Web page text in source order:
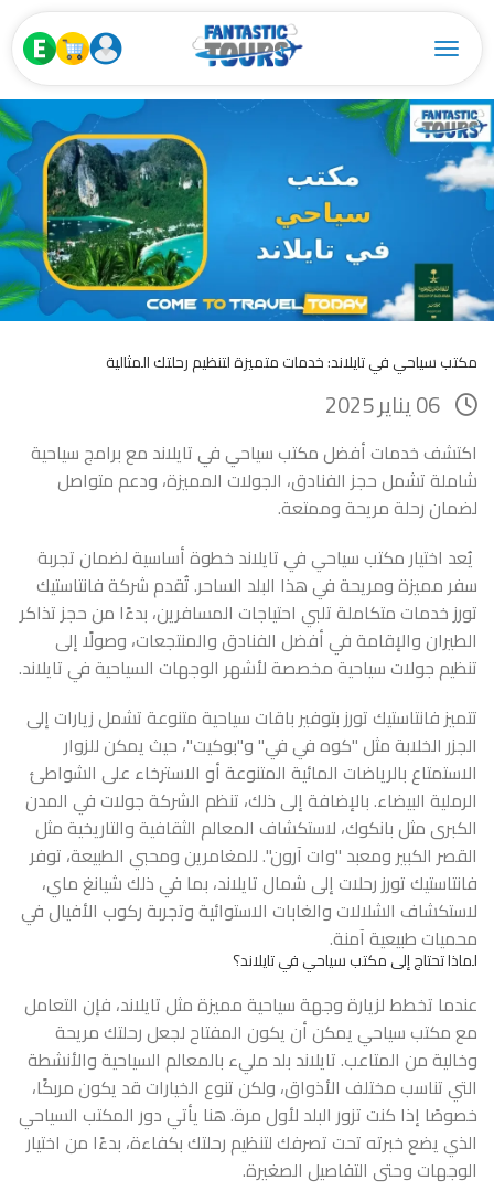
Toggle navigation
مكتب سياحي في تايلاند: خدمات متميزة لتنظيم رحلتك المثالية
اكتشف خدمات أفضل مكتب سياحي في تايلاند مع برامج سياحية
شاملة تشمل حجز الفنادق، الجولات المميزة، ودعم متواصل
لضمان رحلة مريحة وممتعة.
يُعد اختيار مكتب سياحي في تايلاند خطوة أساسية لضمان تجربة
سفر مميزة ومريحة في هذا البلد الساحر. تُقدم شركة فانتاستيك
تورز خدمات متكاملة تلبي احتياجات المسافرين، بدءًا من حجز تذاكر
الطيران والإقامة في أفضل الفنادق والمنتجعات، وصولًا إلى
تنظيم جولات سياحية مخصصة لأشهر الوجهات السياحية في تايلاند.
تتميز فانتاستيك تورز بتوفير باقات سياحية متنوعة تشمل زيارات إلى
الجزر الخلابة مثل "كوه في في" و"بوكيت"، حيث يمكن للزوار
الاستمتاع بالرياضات المائية المتنوعة أو الاسترخاء على الشواطئ
الرملية البيضاء. بالإضافة إلى ذلك، تنظم الشركة جولات في المدن
الكبرى مثل بانكوك، لاستكشاف المعالم الثقافية والتاريخية مثل
القصر الكبير ومعبد "وات آرون". للمغامرين ومحبي الطبيعة، توفر
فانتاستيك تورز رحلات إلى شمال تايلاند، بما في ذلك شيانغ ماي،
لاستكشاف الشلالات والغابات الاستوائية وتجربة ركوب الأفيال في
محميات طبيعية آمنة.
لماذا تحتاج إلى مكتب سياحي في تايلاند؟
عندما تخطط لزيارة وجهة سياحية مميزة مثل تايلاند، فإن التعامل
مع مكتب سياحي يمكن أن يكون المفتاح لجعل رحلتك مريحة
وخالية من المتاعب. تايلاند بلد مليء بالمعالم السياحية والأنشطة
التي تناسب مختلف الأذواق، ولكن تنوع الخيارات قد يكون مربكًا،
خصوصًا إذا كنت تزور البلد لأول مرة. هنا يأتي دور المكتب السياحي
الذي يضع خبرته تحت تصرفك لتنظيم رحلتك بكفاءة، بدءًا من اختيار
الوجهات وحتى التفاصيل الصغيرة.